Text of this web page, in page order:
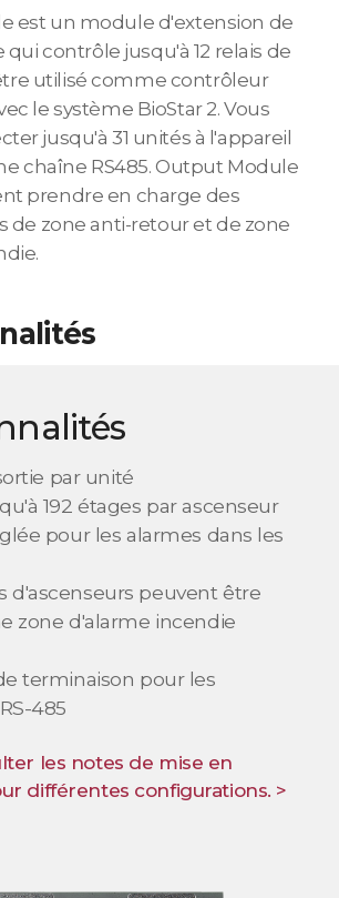
est un module d'extension de
contrôle jusqu'à 12 relais de
utilisé comme contrôleur
le système BioStar 2. Vous
jusqu'à 31 unités à l'appareil
chaîne RS485. Output Module
prendre en charge des
de zone anti-retour et de zone
par unité
192 étages par ascenseur
pour les alarmes dans les
d'ascenseurs peuvent être
zone d'alarme incendie
terminaison pour les
485
les notes de mise en
différentes configurations. >